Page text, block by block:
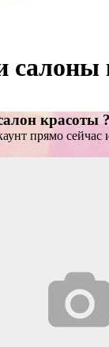
салоны
красоты ?
прямо